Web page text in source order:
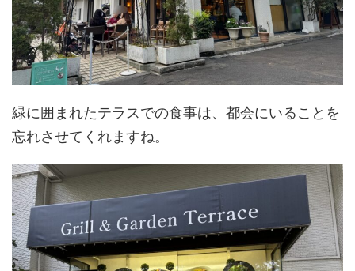
緑に囲まれたテラスでの食事は、都会にいることを
忘れさせてくれますね。